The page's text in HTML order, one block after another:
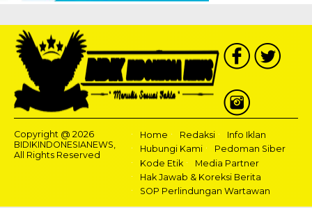
Copyright @ 2026
BIDIKINDONESIANEWS,
All Rights Reserved
Home Redaksi
Info Iklan
Hubungi Kami
Pedoman Siber
Kode Etik
Media Partner
Hak Jawab & Koreksi Berita
SOP Perlindungan Wartawan